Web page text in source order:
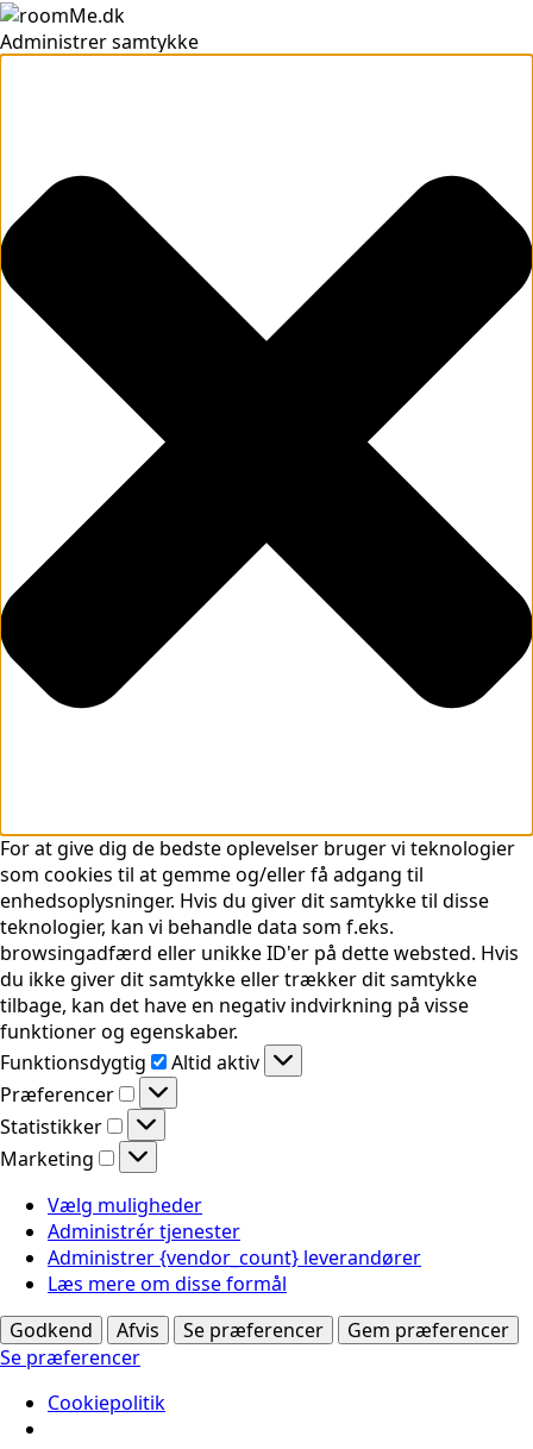
Administrer samtykke
For at give dig de bedste oplevelser bruger vi teknologier
som cookies til at gemme og/eller få adgang til
enhedsoplysninger. Hvis du giver dit samtykke til disse
teknologier, kan vi behandle data som f.eks.
browsingadfærd eller unikke ID'er på dette websted. Hvis
du ikke giver dit samtykke eller trækker dit samtykke
tilbage, kan det have en negativ indvirkning på visse
funktioner og egenskaber.
Funktionsdygtig
Funktionsdygtig
Altid aktiv
Præferencer
Præferencer
Statistikker
Statistikker
Marketing
Marketing
Vælg muligheder
Administrér tjenester
Administrer {vendor_count} leverandører
Læs mere om disse formål
Godkend
Afvis Se præferencer
Gem præferencer
Se præferencer
Cookiepolitik